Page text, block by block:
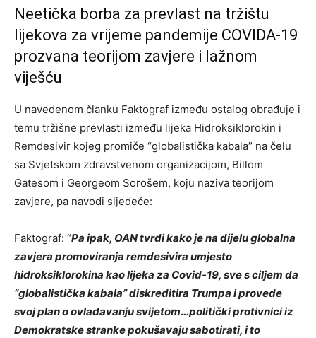
Neetička borba za prevlast na tržištu
lijekova za vrijeme pandemije COVIDA-19
prozvana teorijom zavjere i lažnom
viješću
U navedenom članku Faktograf između ostalog obrađuje i
temu tržišne prevlasti između lijeka Hidroksiklorokin i
Remdesivir kojeg promiče “globalistička kabala” na čelu
sa Svjetskom zdravstvenom organizacijom, Billom
Gatesom i Georgeom Sorošem, koju naziva teorijom
zavjere, pa navodi sljedeće:
Faktograf: “Pa ipak, OAN tvrdi kako je na dijelu globalna
zavjera promoviranja remdesivira umjesto
hidroksiklorokina kao lijeka za Covid-19, sve s ciljem da
“globalistička kabala” diskreditira Trumpa i provede
svoj plan o ovladavanju svijetom...politički protivnici iz
Demokratske stranke pokušavaju sabotirati, i to